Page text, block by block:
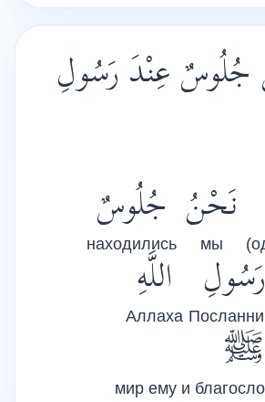
جُلُوسٌ عِنْدَ رَسُولِ
نَحْنُ
мы
جُلُوسٌ
находились
رَسُولِ اللَّهِ
Аллаха
ﷺ
мир ему и